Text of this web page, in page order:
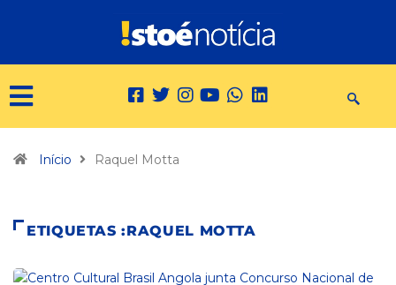
Início Raquel Motta
ETIQUETAS :RAQUEL MOTTA